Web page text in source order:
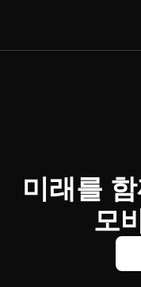
미래를
모